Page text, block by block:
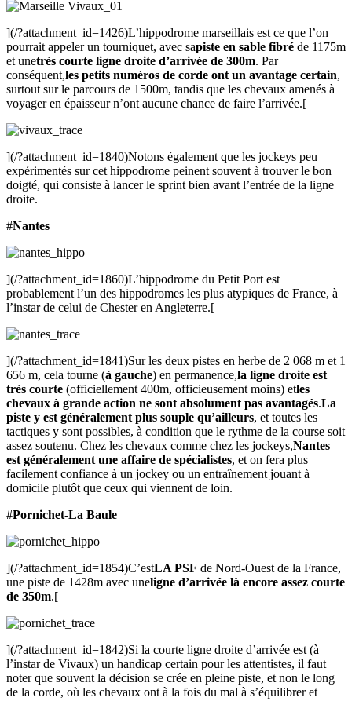
](/?attachment_id=1426)L’hippodrome marseillais est ce que l’on
pourrait appeler un tourniquet, avec sapiste en sable fibré de 1175m
et unetrès courte ligne droite d’arrivée de 300m. Par
conséquent,les petits numéros de corde ont un avantage certain,
surtout sur le parcours de 1500m, tandis que les chevaux amenés à
voyager en épaisseur n’ont aucune chance de faire l’arrivée.[
](/?attachment_id=1840)Notons également que les jockeys peu
expérimentés sur cet hippodrome peinent souvent à trouver le bon
doigté, qui consiste à lancer le sprint bien avant l’entrée de la ligne
droite.
#Nantes
](/?attachment_id=1860)L’hippodrome du Petit Port est
probablement l’un des hippodromes les plus atypiques de France, à
l’instar de celui de Chester en Angleterre.[
](/?attachment_id=1841)Sur les deux pistes en herbe de 2 068 m et 1
656 m, cela tourne (à gauche) en permanence,la ligne droite est
très courte (officiellement 400m, officieusement moins) etles
chevaux à grande action ne sont absolument pas avantagés.La
piste y est généralement plus souple qu’ailleurs, et toutes les
tactiques y sont possibles, à condition que le rythme de la course soit
assez soutenu. Chez les chevaux comme chez les jockeys,Nantes
est généralement une affaire de spécialistes, et on fera plus
facilement confiance à un jockey ou un entraînement jouant à
domicile plutôt que ceux qui viennent de loin.
#Pornichet-La Baule
](/?attachment_id=1854)C’estLA PSF de Nord-Ouest de la France,
une piste de 1428m avec uneligne d’arrivée là encore assez courte
de 350m.[
](/?attachment_id=1842)Si la courte ligne droite d’arrivée est (à
l’instar de Vivaux) un handicap certain pour les attentistes, il faut
noter que souvent la décision se crée en pleine piste, et non le long
de la corde, où les chevaux ont à la fois du mal à s’équilibrer et